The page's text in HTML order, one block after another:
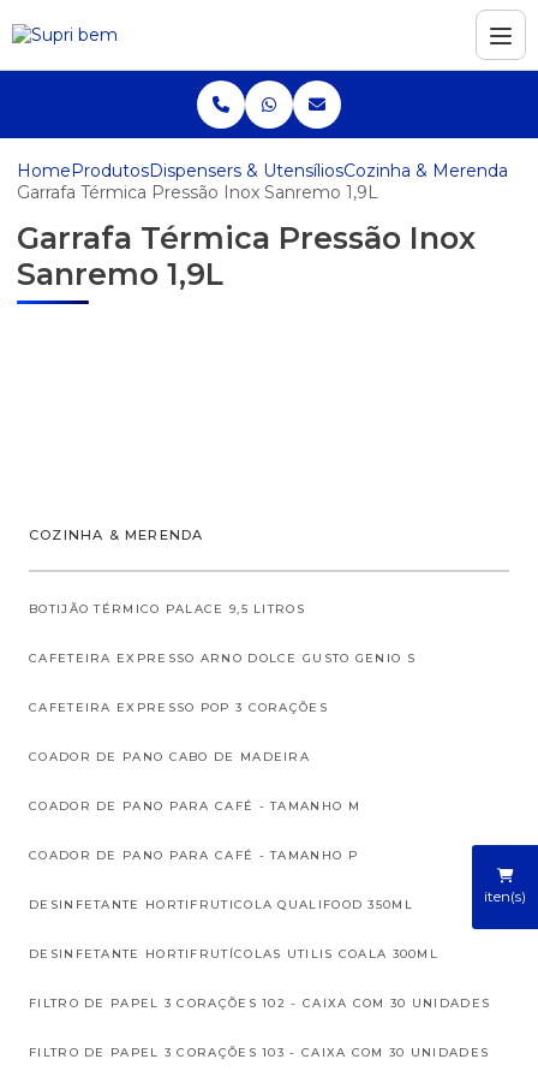
iten(s)
HomeProdutosDispensers & UtensíliosCozinha & Merenda
Garrafa Térmica Pressão Inox Sanremo 1,9L
Garrafa Térmica Pressão Inox
Sanremo 1,9L
COZINHA & MERENDA
BOTIJÃO TÉRMICO PALACE 9,5 LITROS
CAFETEIRA EXPRESSO ARNO DOLCE GUSTO GENIO S
CAFETEIRA EXPRESSO POP 3 CORAÇÕES
COADOR DE PANO CABO DE MADEIRA
COADOR DE PANO PARA CAFÉ - TAMANHO M
COADOR DE PANO PARA CAFÉ - TAMANHO P
DESINFETANTE HORTIFRUTICOLA QUALIFOOD 350ML
DESINFETANTE HORTIFRUTÍCOLAS UTILIS COALA 300ML
FILTRO DE PAPEL 3 CORAÇÕES 102 - CAIXA COM 30 UNIDADES
FILTRO DE PAPEL 3 CORAÇÕES 103 - CAIXA COM 30 UNIDADES